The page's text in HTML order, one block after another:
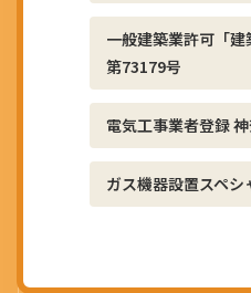
一般建築業許可「
第73179号
電気工事業者登録
ガス機器設置スペ